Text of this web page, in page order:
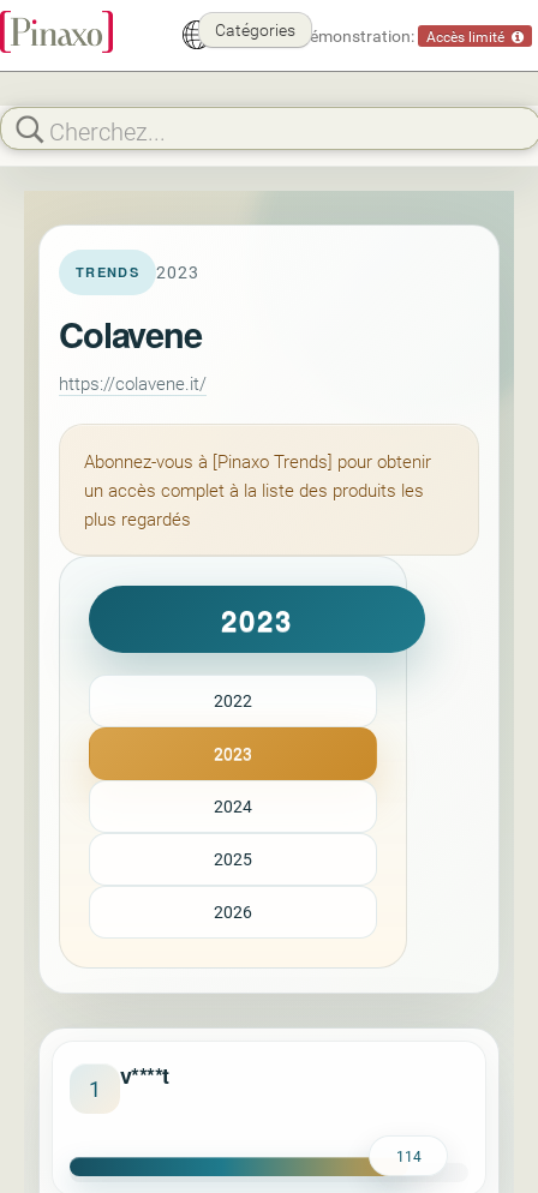
Mode démonstration: Accès limité
Catégories
TRENDS 2023
Colavene
https://colavene.it/
Abonnez-vous à [Pinaxo Trends] pour obtenir
un accès complet à la liste des produits les
plus regardés
2023
2022
2023
2024
2025
2026
1 v****t
114